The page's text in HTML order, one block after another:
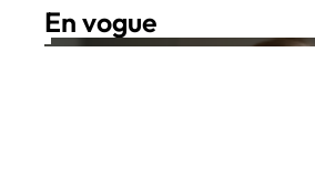
En vogue